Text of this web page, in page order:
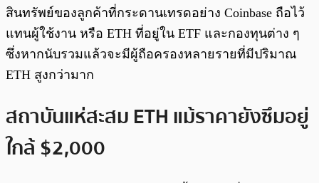
สินทรัพย์ของลูกค้าที่กระดานเทรดอย่าง Coinbase ถือไว้
แทนผู้ใช้งาน หรือ ETH ที่อยู่ใน ETF และกองทุนต่าง ๆ
ซึ่งหากนับรวมแล้วจะมีผู้ถือครองหลายรายที่มีปริมาณ
ETH สูงกว่ามาก
สถาบันแห่สะสม ETH แม้ราคายังซึมอยู่
ใกล้ $2,000